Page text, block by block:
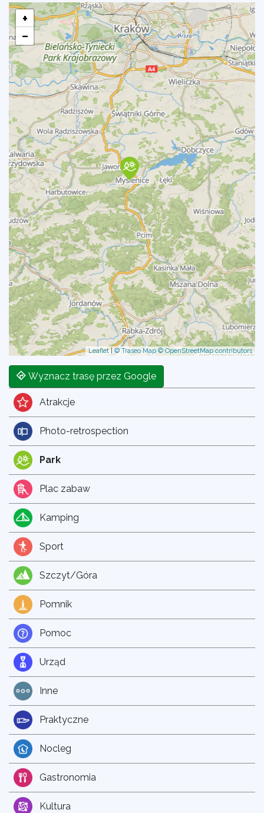
+
−
Leaflet | © Traseo Map © OpenStreetMap contributors
Wyznacz trasę przez Google
Atrakcje
Photo-retrospection
Park
Plac zabaw
Kamping
Sport
Szczyt/Góra
Pomnik
Pomoc
Urząd
Inne
Praktyczne
Nocleg
Gastronomia
Kultura